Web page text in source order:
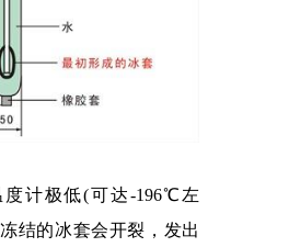
计极低(可达-196℃左
结的冰套会开裂，发出